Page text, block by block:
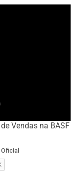
Vendas na BASF